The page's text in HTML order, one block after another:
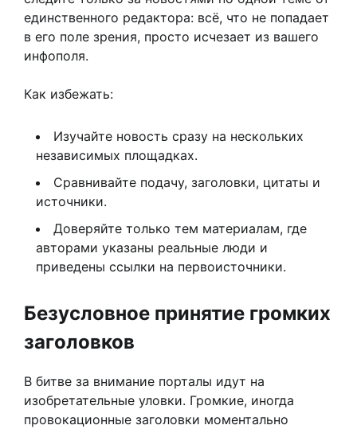
единственного редактора: всё, что не попадает
в его поле зрения, просто исчезает из вашего
инфополя.
Как избежать:
Изучайте новость сразу на нескольких
независимых площадках.
Сравнивайте подачу, заголовки, цитаты и
источники.
Доверяйте только тем материалам, где
авторами указаны реальные люди и
приведены ссылки на первоисточники.
Безусловное принятие громких
заголовков
В битве за внимание порталы идут на
изобретательные уловки. Громкие, иногда
провокационные заголовки моментально